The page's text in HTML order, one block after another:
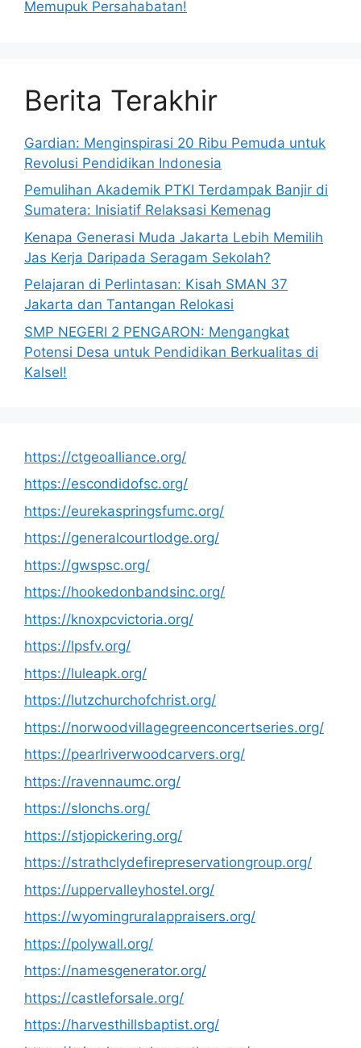
Memupuk Persahabatan!
Berita Terakhir
Gardian: Menginspirasi 20 Ribu Pemuda untuk
Revolusi Pendidikan Indonesia
Pemulihan Akademik PTKI Terdampak Banjir di
Sumatera: Inisiatif Relaksasi Kemenag
Kenapa Generasi Muda Jakarta Lebih Memilih
Jas Kerja Daripada Seragam Sekolah?
Pelajaran di Perlintasan: Kisah SMAN 37
Jakarta dan Tantangan Relokasi
SMP NEGERI 2 PENGARON: Mengangkat
Potensi Desa untuk Pendidikan Berkualitas di
Kalsel!
https://ctgeoalliance.org/
https://escondidofsc.org/
https://eurekaspringsfumc.org/
https://generalcourtlodge.org/
https://gwspsc.org/
https://hookedonbandsinc.org/
https://knoxpcvictoria.org/
https://lpsfv.org/
https://luleapk.org/
https://lutzchurchofchrist.org/
https://norwoodvillagegreenconcertseries.org/
https://pearlriverwoodcarvers.org/
https://ravennaumc.org/
https://slonchs.org/
https://stjopickering.org/
https://strathclydefirepreservationgroup.org/
https://uppervalleyhostel.org/
https://wyomingruralappraisers.org/
https://polywall.org/
https://namesgenerator.org/
https://castleforsale.org/
https://harvesthillsbaptist.org/